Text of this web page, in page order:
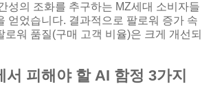
성의 조화를 추구하는 MZ세대 소비자들
얻었습니다. 결과적으로 팔로워 증가 속
로워 품질(구매 고객 비율)은 크게 개선되
서 피해야 할 AI 함정 3가지